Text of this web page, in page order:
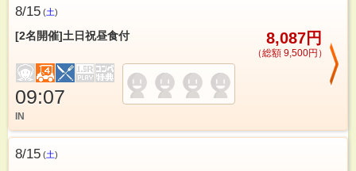
8/15 (土)
[2名開催]土日祝昼食付 8,087円
（総額 9,500円）
09:07
IN
8/15 (土)